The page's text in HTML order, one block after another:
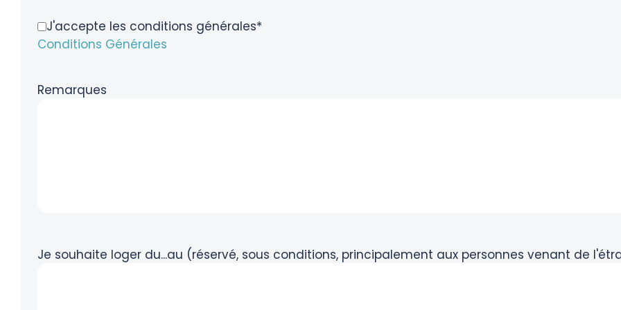
J'accepte les conditions générales*
Conditions Générales
Remarques
Je souhaite loger du...au (réservé, sous conditions, principalement aux personnes venant de